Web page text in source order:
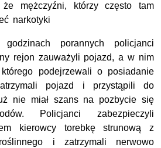
że mężczyźni, którzy często tam
narkotyki
porannych policjanci
rejon zauważyli pojazd, a w nim
którego podejrzewali o posiadanie
pojazd i przystąpili do
nie miał szans na pozbycie się
Policjanci zabezpieczyli
kierowcy torebkę strunową z
i zatrzymali nerwowo